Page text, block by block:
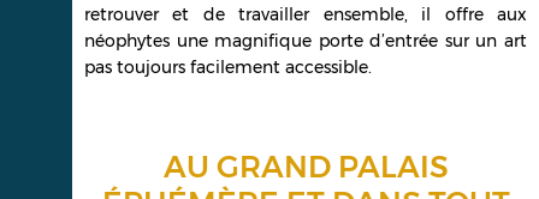
retrouver et de travailler ensemble, il offre aux
néophytes une magnifique porte d’entrée sur un art
pas toujours facilement accessible.
AU GRAND PALAIS